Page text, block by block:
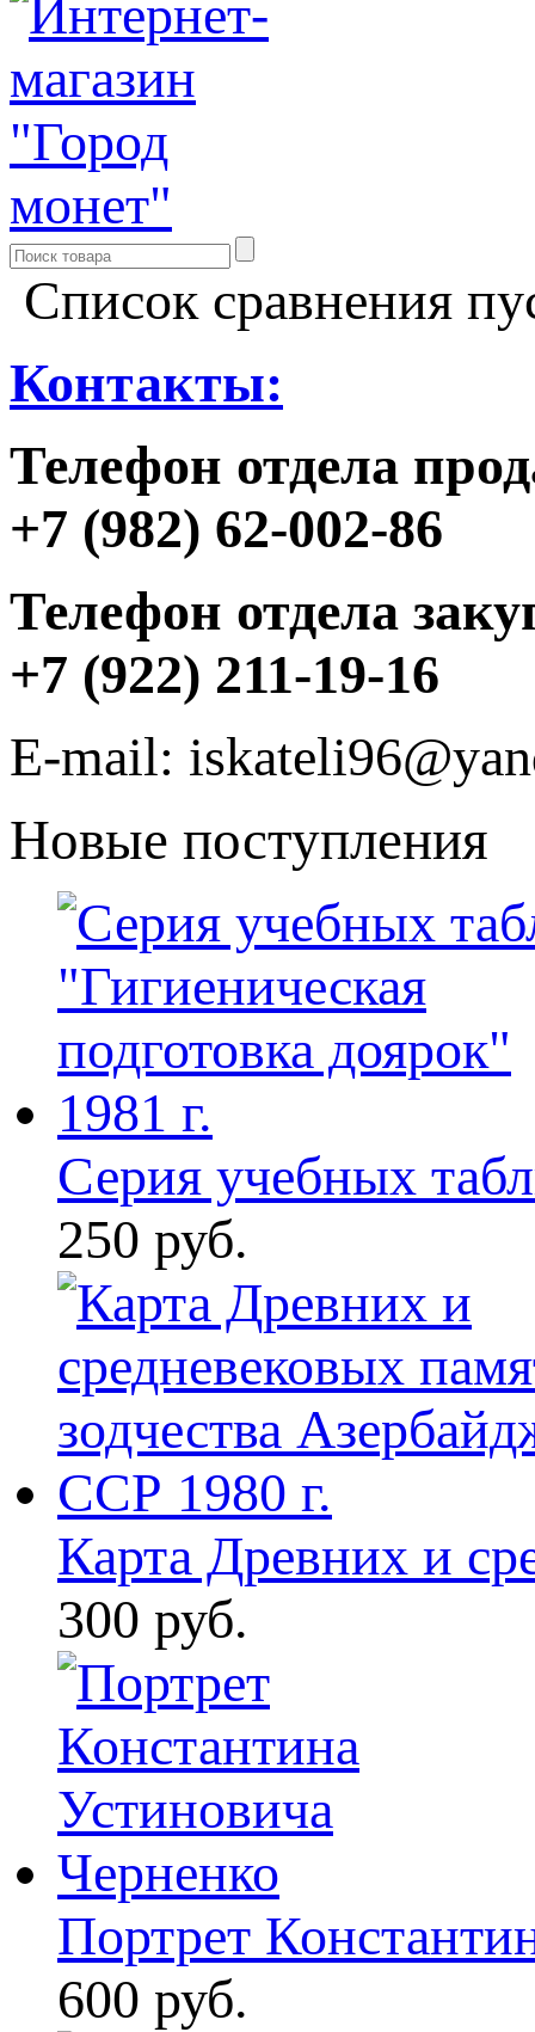
Список сравнения
Контакты:
Телефон отдела
+7 (982) 62-002-86
Телефон отдела
+7 (922) 211-19-16
E-mail:
Новые поступления
Серия учебных
250 руб.
Карта Древних и
300 руб.
Портрет
600 руб.